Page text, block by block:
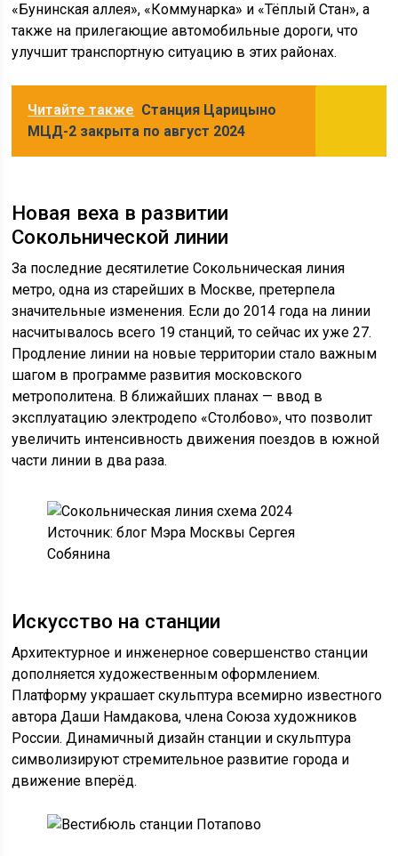
«Бунинская аллея», «Коммунарка» и «Тёплый Стан», а
также на прилегающие автомобильные дороги, что
улучшит транспортную ситуацию в этих районах.
Читайте также Станция Царицыно
МЦД-2 закрыта по август 2024
Новая веха в развитии
Сокольнической линии
За последние десятилетие Сокольническая линия
метро, одна из старейших в Москве, претерпела
значительные изменения. Если до 2014 года на линии
насчитывалось всего 19 станций, то сейчас их уже 27.
Продление линии на новые территории стало важным
шагом в программе развития московского
метрополитена. В ближайших планах — ввод в
эксплуатацию электродепо «Столбово», что позволит
увеличить интенсивность движения поездов в южной
части линии в два раза.
Источник: блог Мэра Москвы Сергея
Собянина
Искусство на станции
Архитектурное и инженерное совершенство станции
дополняется художественным оформлением.
Платформу украшает скульптура всемирно известного
автора Даши Намдакова, члена Союза художников
России. Динамичный дизайн станции и скульптура
символизируют стремительное развитие города и
движение вперёд.